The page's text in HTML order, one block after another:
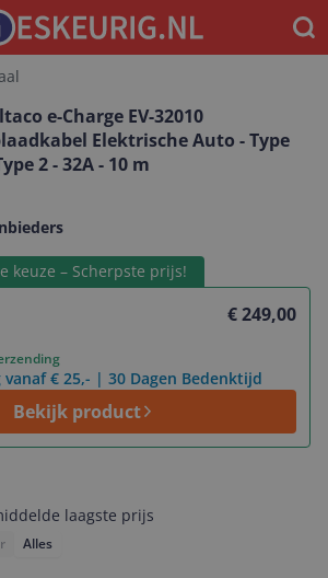
e-Charge EV-32010
Elektrische Auto - Type
2 - 32A - 10 m
keuze – Scherpste prijs!
€ 249,00
€ 25,- | 30 Dagen Bedenktijd
Bekijk product
laagste prijs
Alles